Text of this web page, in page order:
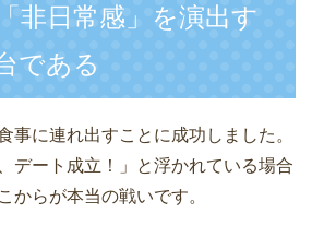
非日常感」を演出す
である
事に連れ出すことに成功しました。
デート成立！」と浮かれている場合
からが本当の戦いです。